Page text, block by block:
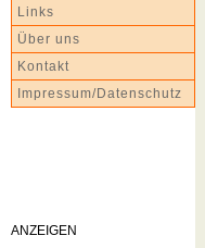
Links
Über uns
Kontakt
Impressum/Datenschutz
ANZEIGEN